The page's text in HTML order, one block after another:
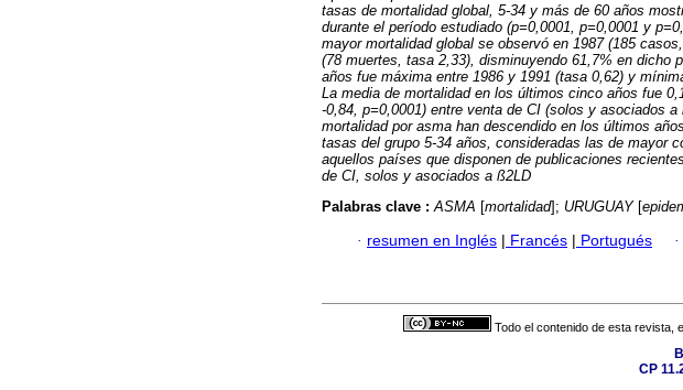
tasas de mortalidad global, 5-34 y más de 60 años
durante el período estudiado (p=0,0001, p=0,0001 y
mayor mortalidad global se observó en 1987 (185
(78 muertes, tasa 2,33), disminuyendo 61,7% en dicho
años fue máxima entre 1986 y 1991 (tasa 0,62) y
La media de mortalidad en los últimos cinco años fue
-0,84, p=0,0001) entre venta de CI (solos y asociados
mortalidad por asma han descendido en los últimos
tasas del grupo 5-34 años, consideradas las de mayor
aquellos países que disponen de publicaciones
de CI, solos y asociados a ß2LD
Palabras clave :ASMA [mortalidad]; URUGUAY[
· resumen en Inglés | Francés | Portugués ·
Todo el contenido de esta revista,
CP